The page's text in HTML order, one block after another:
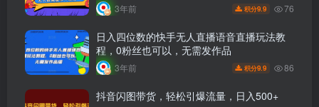
3年前 积分9.9 76
日入四位数的快手无人直播语音直播玩法教
程，0粉丝也可以，无需发作品
3年前 积分9.9 86
抖音闪图带货，轻松引爆流量，日入500+